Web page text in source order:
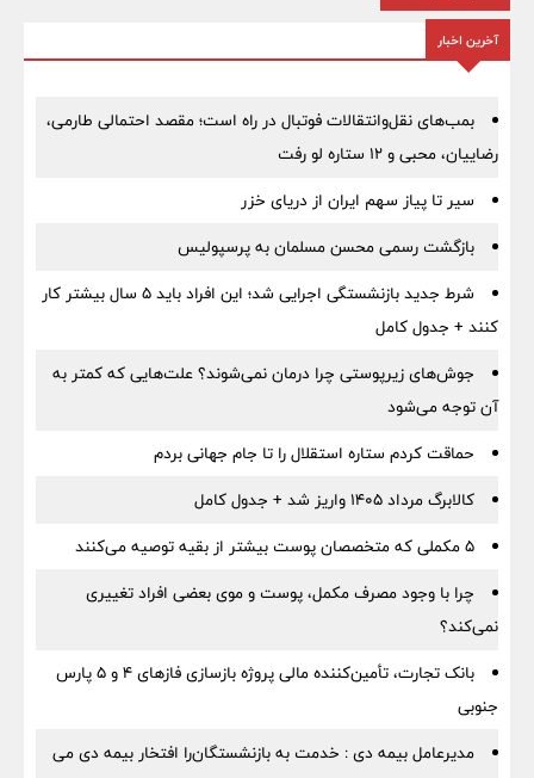
آخرین اخبار
بمب‌های نقل‌وانتقالات فوتبال در راه است؛ مقصد احتمالی طارمی،
رضاییان، محبی و ۱۲ ستاره لو رفت
سیر تا پیاز سهم ایران از دریای خزر
بازگشت رسمی محسن مسلمان به پرسپولیس
شرط جدید بازنشستگی اجرایی شد؛ این افراد باید ۵ سال بیشتر کار
کنند + جدول کامل
جوش‌های زیرپوستی چرا درمان نمی‌شوند؟ علت‌هایی که کمتر به
آن توجه می‌شود
حماقت کردم ستاره استقلال را تا جام جهانی بردم
کالابرگ مرداد ۱۴۰۵ واریز شد + جدول کامل
۵ مکملی که متخصصان پوست بیشتر از بقیه توصیه می‌کنند
چرا با وجود مصرف مکمل، پوست و موی بعضی افراد تغییری
نمی‌کند؟
بانک تجارت، تأمین‌کننده مالی پروژه بازسازی فازهای ۴ و ۵ پارس
جنوبی
مدیرعامل بیمه دی : خدمت به بازنشستگان‌را افتخار بیمه دی می